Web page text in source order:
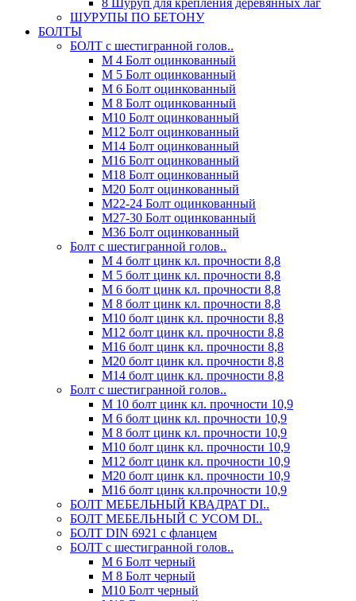
8 Шуруп для крепления деревянных лаг
ШУРУПЫ ПО БЕТОНУ
БОЛТЫ
БОЛТ с шестигранной голов..
М 4 Болт оцинкованный
М 5 Болт оцинкованный
М 6 Болт оцинкованный
М 8 Болт оцинкованный
М10 Болт оцинкованный
М12 Болт оцинкованный
М14 Болт оцинкованный
М16 Болт оцинкованный
М18 Болт оцинкованный
М20 Болт оцинкованный
М22-24 Болт оцинкованный
М27-30 Болт оцинкованный
М36 Болт оцинкованный
Болт с шестигранной голов..
М 4 болт цинк кл. прочности 8,8
М 5 болт цинк кл. прочности 8,8
М 6 болт цинк кл. прочности 8,8
М 8 болт цинк кл. прочности 8,8
М10 болт цинк кл. прочности 8,8
М12 болт цинк кл. прочности 8,8
М16 болт цинк кл. прочности 8,8
М20 болт цинк кл. прочности 8,8
М14 болт цинк кл. прочности 8,8
Болт с шестигранной голов..
М 10 болт цинк кл. прочности 10,9
М 6 болт цинк кл. прочности 10,9
М 8 болт цинк кл. прочности 10,9
М10 болт цинк кл. прочности 10,9
М12 болт цинк кл. прочности 10,9
М20 болт цинк кл. прочности 10,9
М16 болт цинк кл.прочности 10,9
БОЛТ МЕБЕЛЬНЫЙ КВАДРАТ DI..
БОЛТ МЕБЕЛЬНЫЙ С УСОМ DI..
БОЛТ DIN 6921 c фланцем
БОЛТ с шестигранной голов..
М 6 Болт черный
М 8 Болт черный
М10 Болт черный